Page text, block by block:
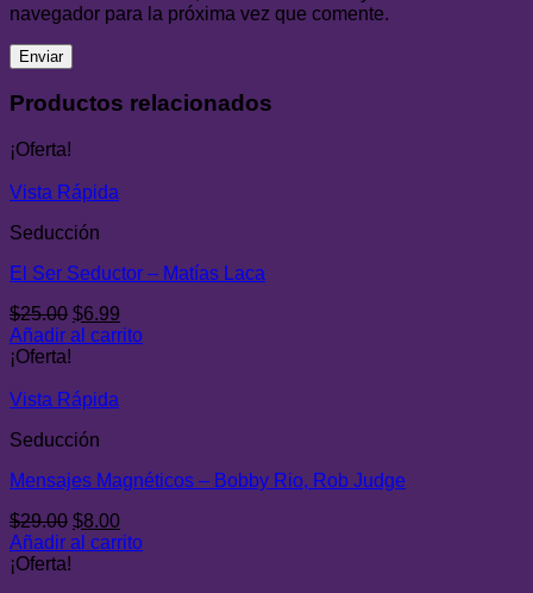
navegador para la próxima vez que comente.
Productos relacionados
¡Oferta!
Vista Rápida
Seducción
El Ser Seductor – Matías Laca
$25.00 El
precio
$25.00.
$6.99
precio
Añadir al carrito
¡Oferta!
Vista Rápida
Seducción
Mensajes Magnéticos – Bobby Rio, Rob Judge
$29.00 El
precio
$8.00El
precio
Añadir al carrito
¡Oferta!